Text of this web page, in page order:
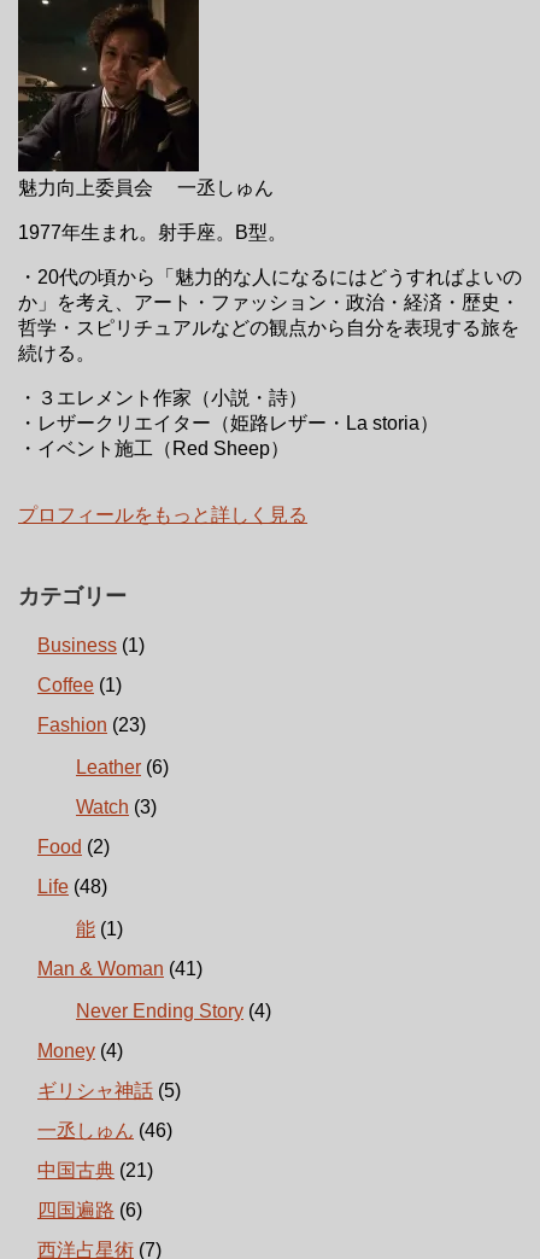
魅力向上委員会 一丞しゅん
1977年生まれ。射手座。B型。
・20代の頃から「魅力的な人になるにはどうすればよいの
か」を考え、アート・ファッション・政治・経済・歴史・
哲学・スピリチュアルなどの観点から自分を表現する旅を
続ける。
・３エレメント作家（小説・詩）
・レザークリエイター（姫路レザー・La storia）
・イベント施工（Red Sheep）
プロフィールをもっと詳しく見る
カテゴリー
Business (1)
Coffee (1)
Fashion (23)
Leather (6)
Watch (3)
Food (2)
Life (48)
能 (1)
Man & Woman (41)
Never Ending Story (4)
Money (4)
ギリシャ神話 (5)
一丞しゅん (46)
中国古典 (21)
四国遍路 (6)
西洋占星術 (7)